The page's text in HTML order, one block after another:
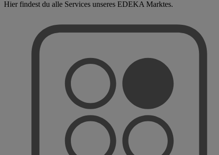
Hier findest du alle Services unseres EDEKA Marktes.